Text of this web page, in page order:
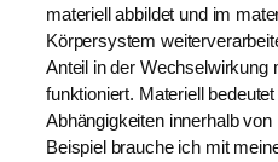
materiell abbildet und im
Körpersystem
Anteil in der Wechselwirkung
funktioniert. Materiell
Abhängigkeiten innerhalb
Beispiel brauche ich mit